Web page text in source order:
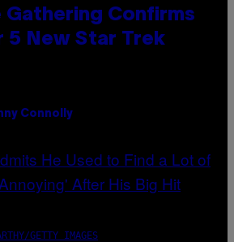
Gathering Confirms
5 New Star Trek
Connolly
GETTY IMAGES